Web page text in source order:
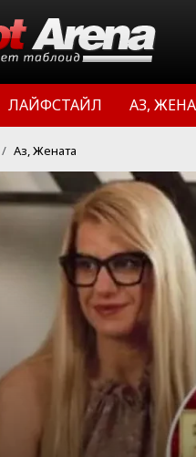
ЛАЙФСТАЙЛ АЗ,
Аз, Жената